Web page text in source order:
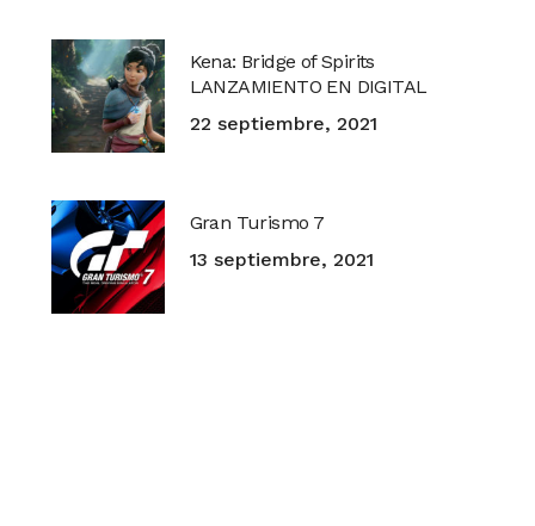
Kena: Bridge of Spirits
LANZAMIENTO EN DIGITAL
22 septiembre, 2021
Gran Turismo 7
13 septiembre, 2021